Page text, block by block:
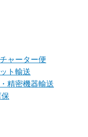
ャーター便
ト輸送
精密機器輸送
保